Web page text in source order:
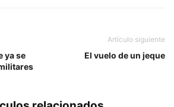
ya se
Artículo siguiente
El vuelo de un jeque